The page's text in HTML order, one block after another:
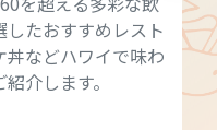
たおすすめレスト
などハワイで味わ
介します。